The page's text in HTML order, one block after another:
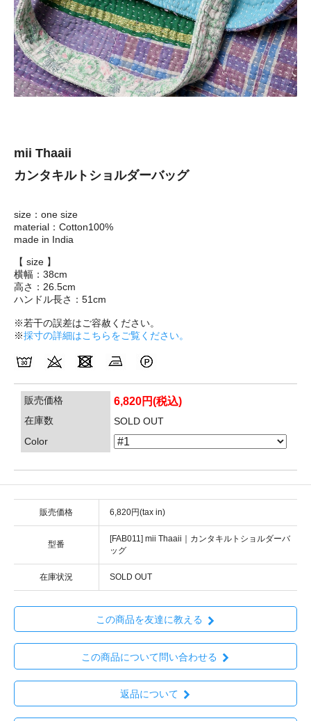
mii Thaaii
カンタキルトショルダーバッグ
size：one size
material：Cotton100%
made in India
【 size 】
横幅：38cm
高さ：26.5cm
ハンドル長さ：51cm
※若干の誤差はご容赦ください。
※採寸の詳細はこちらをご覧ください。
販売価格 6,820円(税込)
在庫数
SOLD OUT
Color
販売価格 6,820円(tax in)
型番
[FAB011] mii Thaaii｜カンタキルトショルダーバ
ッグ
在庫状況 SOLD OUT
この商品を友達に教える
この商品について問い合わせる
返品について